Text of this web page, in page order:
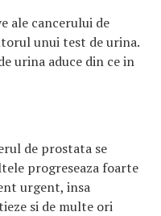
ale cancerului de
unui test de urina.
urina aduce din ce in
de prostata se
progreseaza foarte
urgent, insa
si de multe ori